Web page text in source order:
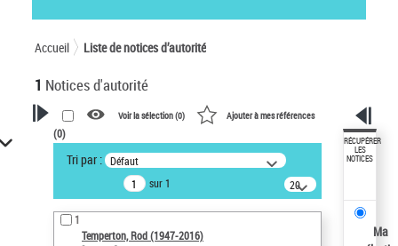
Accueil Liste de notices d’autorité
1 Notices d'autorité
VOTRE RECHERCHE
Recherche avancée dans les
notices d’autorité
Œuvres liées à l'auteur :
Temperton, Rod (1947-2016)
Voir la sélection (0) Ajouter à mes références
(0)
Tri par : Défaut
sur 1
20
résultats/page
1
Temperton, Rod (1947-2016)
RÉCUPÉRER
LES
NOTICES
Ma